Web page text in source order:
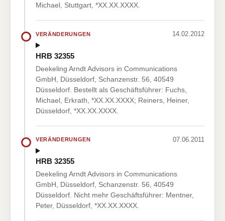
Michael, Stuttgart, *XX.XX.XXXX.
VERÄNDERUNGEN 14.02.2012
HRB 32355
Deekeling Arndt Advisors in Communications
GmbH, Düsseldorf, Schanzenstr. 56, 40549
Düsseldorf. Bestellt als Geschäftsführer: Fuchs,
Michael, Erkrath, *XX.XX.XXXX; Reiners, Heiner,
Düsseldorf, *XX.XX.XXXX.
VERÄNDERUNGEN 07.06.2011
HRB 32355
Deekeling Arndt Advisors in Communications
GmbH, Düsseldorf, Schanzenstr. 56, 40549
Düsseldorf. Nicht mehr Geschäftsführer: Mentner,
Peter, Düsseldorf, *XX.XX.XXXX.